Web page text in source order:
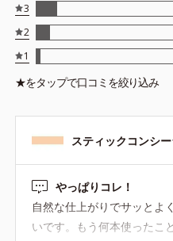
3
2
1
★をタップで口コミを絞り込み
スティックコンシ
やっぱりコレ！
自然な仕上がりでサッとよ
いです。もう何本使ったこ